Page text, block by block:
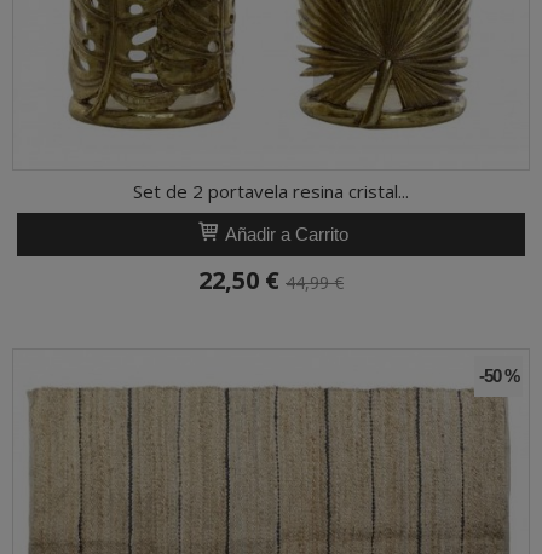
Set de 2 portavela resina cristal...
Añadir a Carrito
22,50 € 44,99 €
-50 %